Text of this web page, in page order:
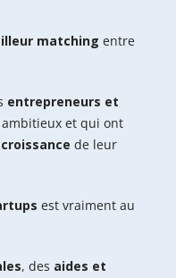
matching entre
entrepreneurs et
et qui ont
croissance de leur
est vraiment au
, des aides et